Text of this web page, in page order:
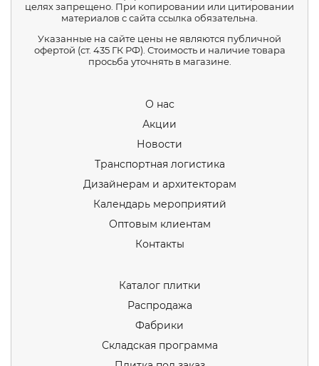
целях запрещено. При копировании или цитировании
материалов с сайта ссылка обязательна.
Указанные на сайте цены не являются публичной
офертой (ст. 435 ГК РФ). Стоимость и наличие товара
просьба уточнять в магазине.
О нас
Акции
Новости
Транспортная логистика
Дизайнерам и архитекторам
Календарь мероприятий
Оптовым клиентам
Контакты
Каталог плитки
Распродажа
Фабрики
Складская программа